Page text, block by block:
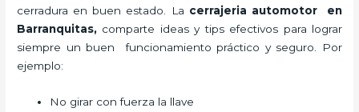
cerradura en buen estado. La cerrajeria automotor en
Barranquitas, comparte ideas y tips efectivos para lograr
siempre un buen funcionamiento práctico y seguro. Por
ejemplo:
No girar con fuerza la llave